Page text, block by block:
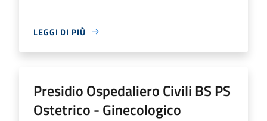
LEGGI DI PIÙ
Presidio Ospedaliero Civili BS PS
Ostetrico - Ginecologico